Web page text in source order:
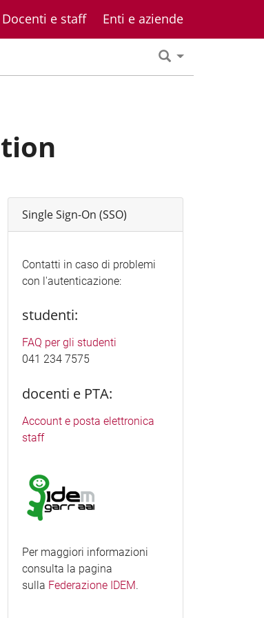
Docenti e staff Enti e aziende
Single Sign-On (SSO)
Contatti in caso di problemi
con l'autenticazione:
studenti:
FAQ per gli studenti
041 234 7575
docenti e PTA:
Account e posta elettronica
staff
Per maggiori informazioni
consulta la pagina
sulla Federazione IDEM.